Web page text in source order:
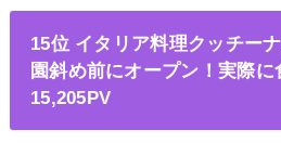
15位 イタリア料理クッチー
園斜め前にオープン！実際に
15,205PV